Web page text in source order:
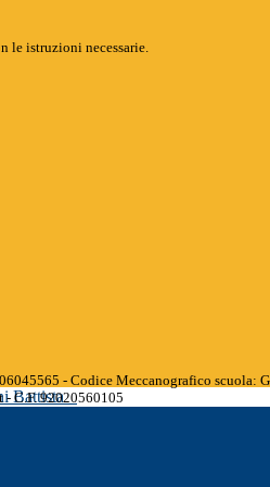
le istruzioni necessarie.
Battista
- Codice Meccanografico scuola:
C.F. 92020560105